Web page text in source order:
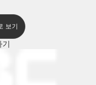
보기